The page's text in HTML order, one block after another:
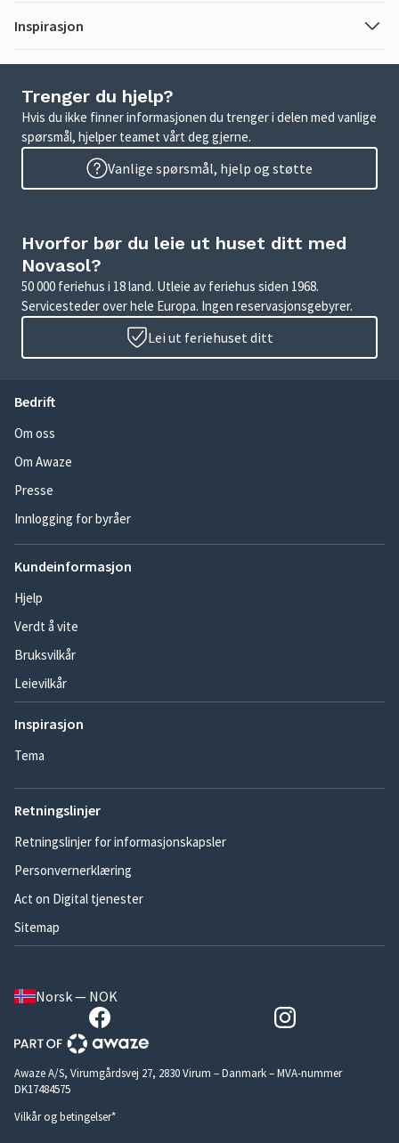
Inspirasjon
Trenger du hjelp?
Hvis du ikke finner informasjonen du trenger i delen med vanlige
spørsmål, hjelper teamet vårt deg gjerne.
Vanlige spørsmål, hjelp og støtte
Hvorfor bør du leie ut huset ditt med
Novasol?
50 000 feriehus i 18 land. Utleie av feriehus siden 1968.
Servicesteder over hele Europa. Ingen reservasjonsgebyrer.
Lei ut feriehuset ditt
Bedrift
Om oss
Om Awaze
Presse
Innlogging for byråer
Kundeinformasjon
Hjelp
Verdt å vite
Bruksvilkår
Leievilkår
Inspirasjon
Tema
Retningslinjer
Retningslinjer for informasjonskapsler
Personvernerklæring
Act on Digital tjenester
Sitemap
Norsk — NOK
Awaze A/S, Virumgårdsvej 27, 2830 Virum – Danmark – MVA-nummer
DK17484575
Vilkår og betingelser*